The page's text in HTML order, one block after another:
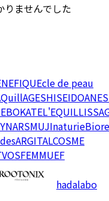
りませんでした
cle de peau
SHISEIDO
KATEL'EQUIL
NARSMUJInaturieBiore
ARGITALCOSME
FEMMUEF
hadalabo